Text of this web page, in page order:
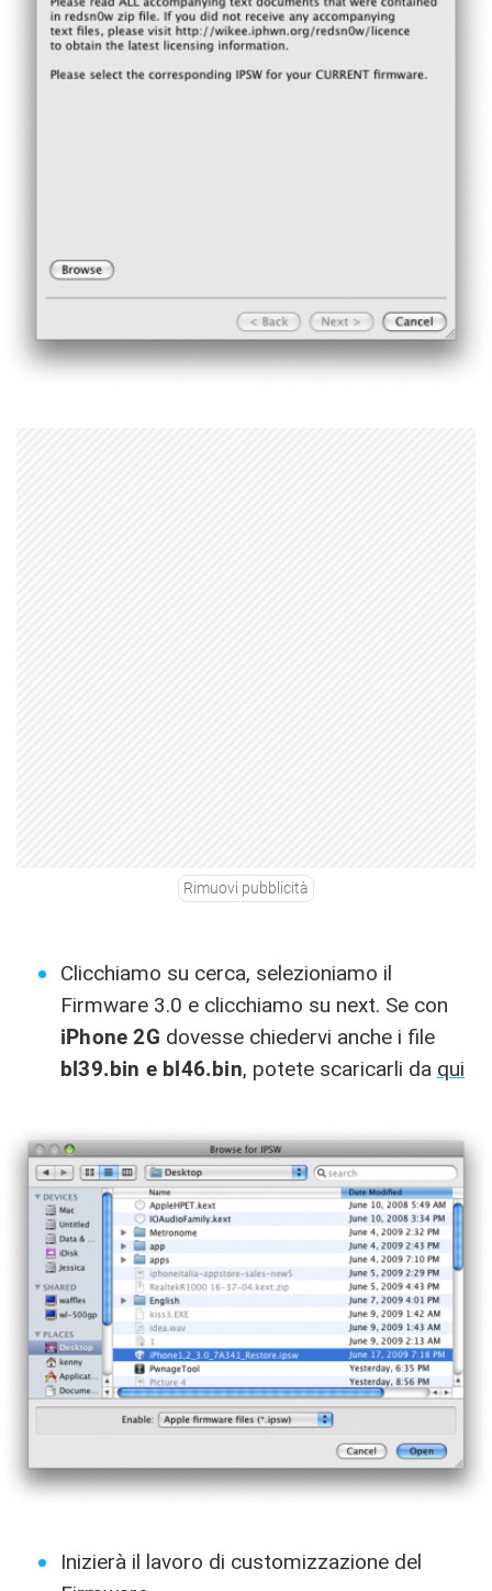
Rimuovi pubblicità
Clicchiamo su cerca, selezioniamo il
Firmware 3.0 e clicchiamo su next. Se con
iPhone 2G dovesse chiedervi anche i file
bl39.bin e bl46.bin, potete scaricarli da qui
Inizierà il lavoro di customizzazione del